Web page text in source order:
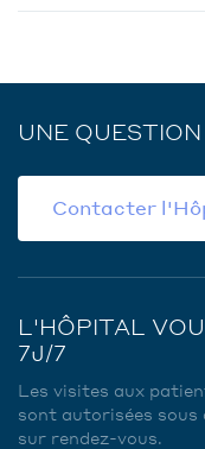
UNE
Contacter
L'HÔPITAL
7J/7
Les visites aux
sont autorisées
sur rendez-vous.